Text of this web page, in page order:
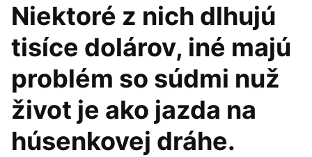
Niektoré z nich dlhujú
tisíce dolárov, iné majú
problém so súdmi nuž
život je ako jazda na
húsenkovej dráhe.